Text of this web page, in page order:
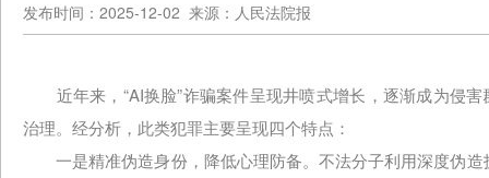
发布时间：2025-12-02 来源：人民法院报
近年来，“AI换脸”诈骗案件呈现井喷式增长，逐渐成为侵害
治理。经分析，此类犯罪主要呈现四个特点：
一是精准伪造身份，降低心理防备。不法分子利用深度伪造